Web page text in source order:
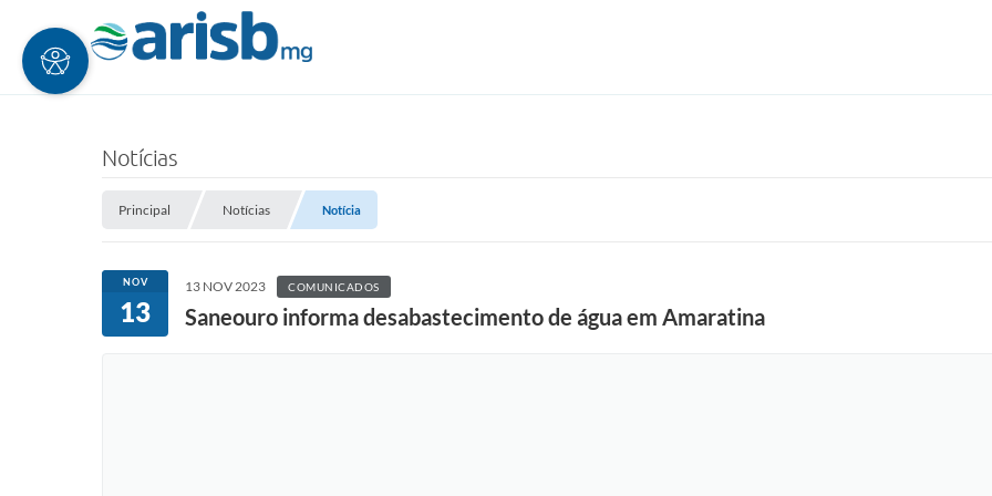
Notícias
Principal Notícias Notícia
NOV
13
13 NOV 2023 COMUNICADOS
Saneouro informa desabastecimento de água em Amaratina